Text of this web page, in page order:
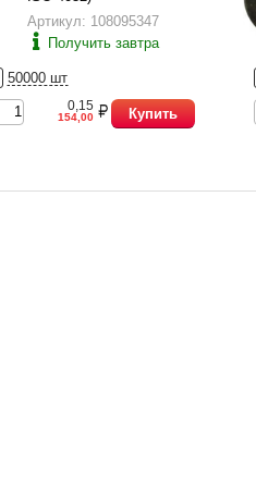
Артикул: 108095347
Получить завтра
50000 шт
0,15
154,00 Купить